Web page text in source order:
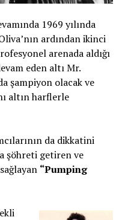
1969 yılında
ardından ikinci
arenada aldığı
eden altı Mr.
şampiyon olacak ve
altın harflerle
da dikkatini
şöhreti getiren ve
“Pumping